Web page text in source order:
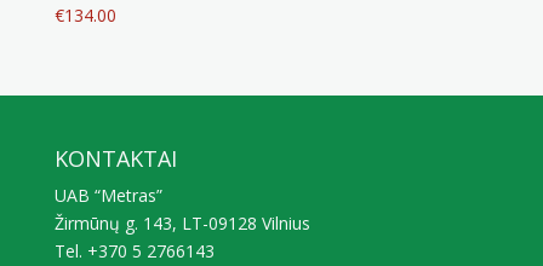
€134.00
KONTAKTAI
UAB “Metras”
Žirmūnų g. 143, LT-09128 Vilnius
Tel. +370 5 2766143